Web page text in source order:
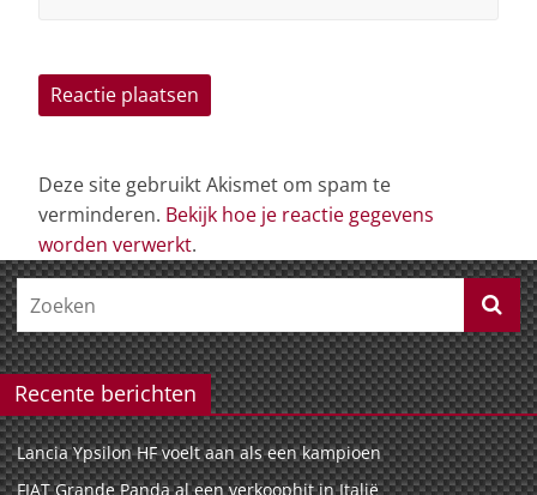
Deze site gebruikt Akismet om spam te
verminderen. Bekijk hoe je reactie gegevens
worden verwerkt.
Recente berichten
Lancia Ypsilon HF voelt aan als een kampioen
FIAT Grande Panda al een verkoophit in Italië